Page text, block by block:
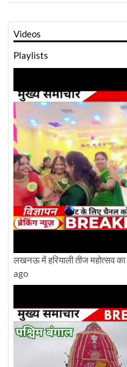
Videos
Playlists
लखनऊ में हरियाली तीज महोत्सव
ago